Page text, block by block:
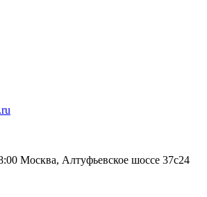
Москва, Алтуфьевское шоссе 37с24